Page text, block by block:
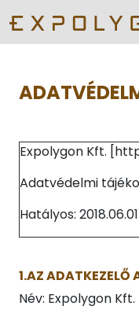
Expolygon Kft.
Adatvédelmi
Hatályos:
1.AZ ADATKEZELŐ
Név: Expolygon Kft.